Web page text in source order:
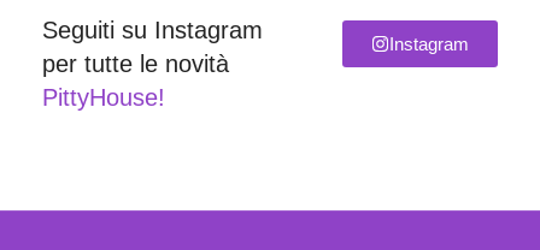
Seguiti su Instagram
per tutte le novità
PittyHouse!
Instagram